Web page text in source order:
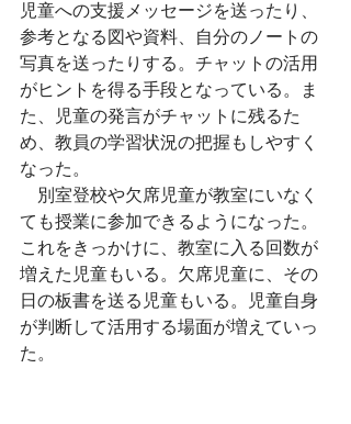
児童への支援メッセージを送ったり、
参考となる図や資料、自分のノートの
写真を送ったりする。チャットの活用
がヒントを得る手段となっている。ま
た、児童の発言がチャットに残るた
め、教員の学習状況の把握もしやすく
なった。
別室登校や欠席児童が教室にいなく
ても授業に参加できるようになった。
これをきっかけに、教室に入る回数が
増えた児童もいる。欠席児童に、その
日の板書を送る児童もいる。児童自身
が判断して活用する場面が増えていっ
た。